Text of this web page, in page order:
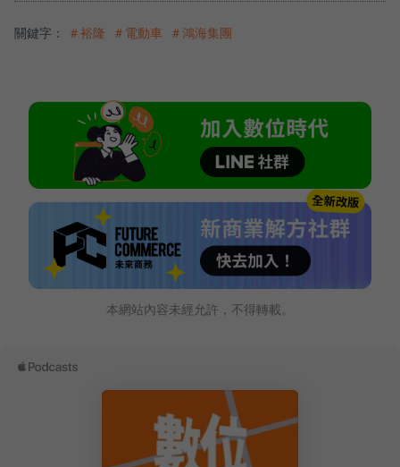
關鍵字： ＃裕隆 ＃電動車 ＃鴻海集團
本網站內容未經允許，不得轉載。